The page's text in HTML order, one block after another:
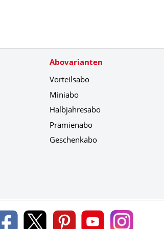
Abovarianten
Vorteilsabo
Miniabo
Halbjahresabo
Prämienabo
Geschenkabo
Lorenz
Leserservice
Lorenz
Leserservice
Lorenz
Leserservice
Lorenz
Leserservice
Lorenz